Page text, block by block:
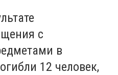
с
в
12 человек,